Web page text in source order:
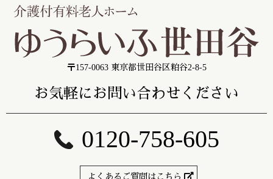
〒157-0063 東京都世田谷区粕谷2-8-5
お気軽にお問い合わせください
0120-758-605
よくあるご質問はこちら